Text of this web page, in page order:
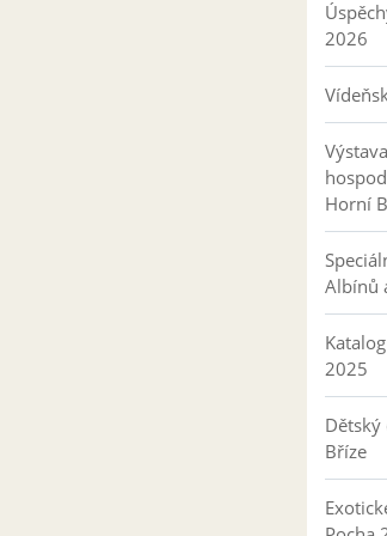
2026
Horní
Albínů
2025
Bříze